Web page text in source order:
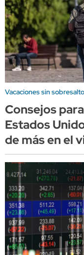
Vacaciones sin
Consejos
Estados
de más en el